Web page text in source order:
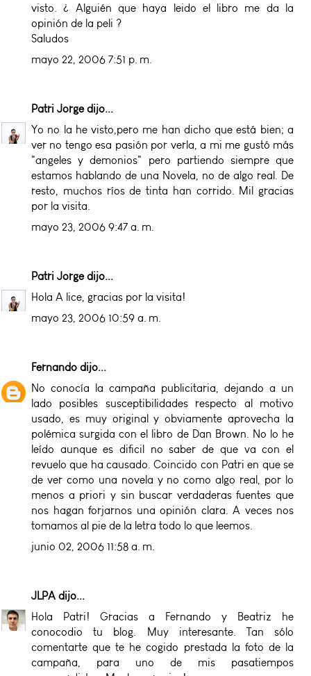
visto. ¿ Alguién que haya leido el libro me da la
opinión de la peli ?
Saludos
mayo 22, 2006 7:51 p. m.
Patri Jorgedijo...
Yo no la he visto,pero me han dicho que está bien; a
ver no tengo esa pasión por verla, a mi me gustó más
"angeles y demonios" pero partiendo siempre que
estamos hablando de una Novela, no de algo real. De
resto, muchos ríos de tinta han corrido. Mil gracias
por la visita.
mayo 23, 2006 9:47 a. m.
Patri Jorgedijo...
Hola A lice, gracias por la visita!
mayo 23, 2006 10:59 a. m.
Fernando dijo...
No conocía la campaña publicitaria, dejando a un
lado posibles susceptibilidades respecto al motivo
usado, es muy original y obviamente aprovecha la
polémica surgida con el libro de Dan Brown. No lo he
leído aunque es dificil no saber de que va con el
revuelo que ha causado. Coincido con Patri en que se
de ver como una novela y no como algo real, por lo
menos a priori y sin buscar verdaderas fuentes que
nos hagan forjarnos una opinión clara. A veces nos
tomamos al pie de la letra todo lo que leemos.
junio 02, 2006 11:58 a. m.
JLPA dijo...
Hola Patri! Gracias a Fernando y Beatriz he
conocodio tu blog. Muy interesante. Tan sólo
comentarte que te he cogido prestada la foto de la
campaña, para uno de mis pasatiempos